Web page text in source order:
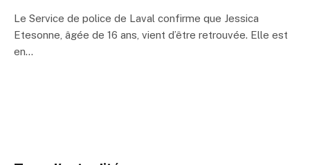
Le Service de police de Laval confirme que Jessica
Etesonne, âgée de 16 ans, vient d’être retrouvée. Elle est
en…